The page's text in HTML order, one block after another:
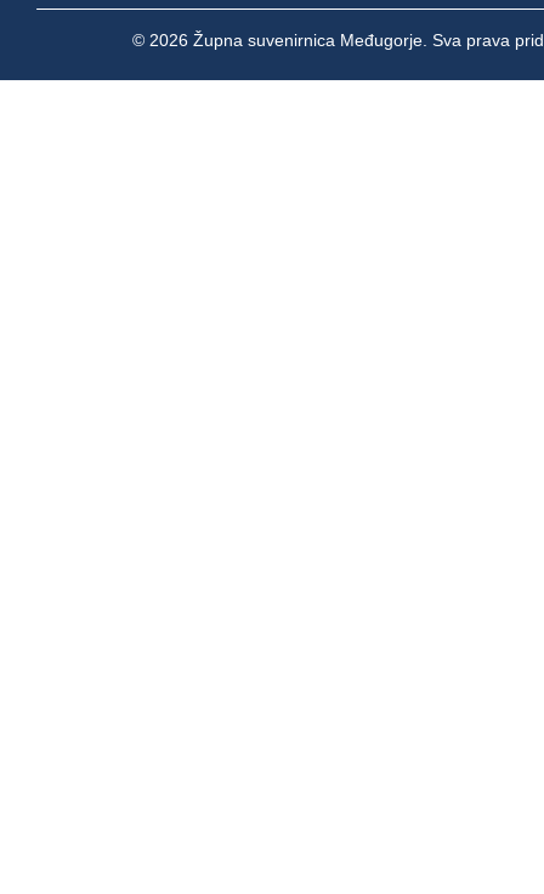
© 2026 Župna suvenirnica Međugorje. Sva prava